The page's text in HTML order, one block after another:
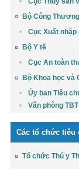
Bộ Công Thương
Cục Xuất nhập
Bộ Y tế
Cục An toàn
Bộ Khoa học và
Ủy ban Tiêu
Văn phòng
Các tổ chức tiêu
Tổ chức Thú y